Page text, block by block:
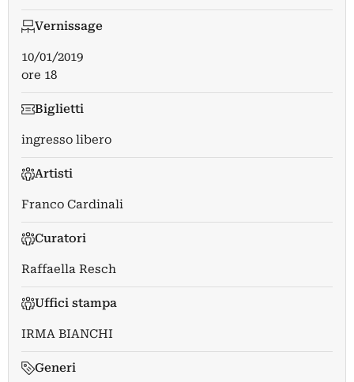
Vernissage
10/01/2019
ore 18
Biglietti
ingresso libero
Artisti
Franco Cardinali
Curatori
Raffaella Resch
Uffici stampa
IRMA BIANCHI
Generi